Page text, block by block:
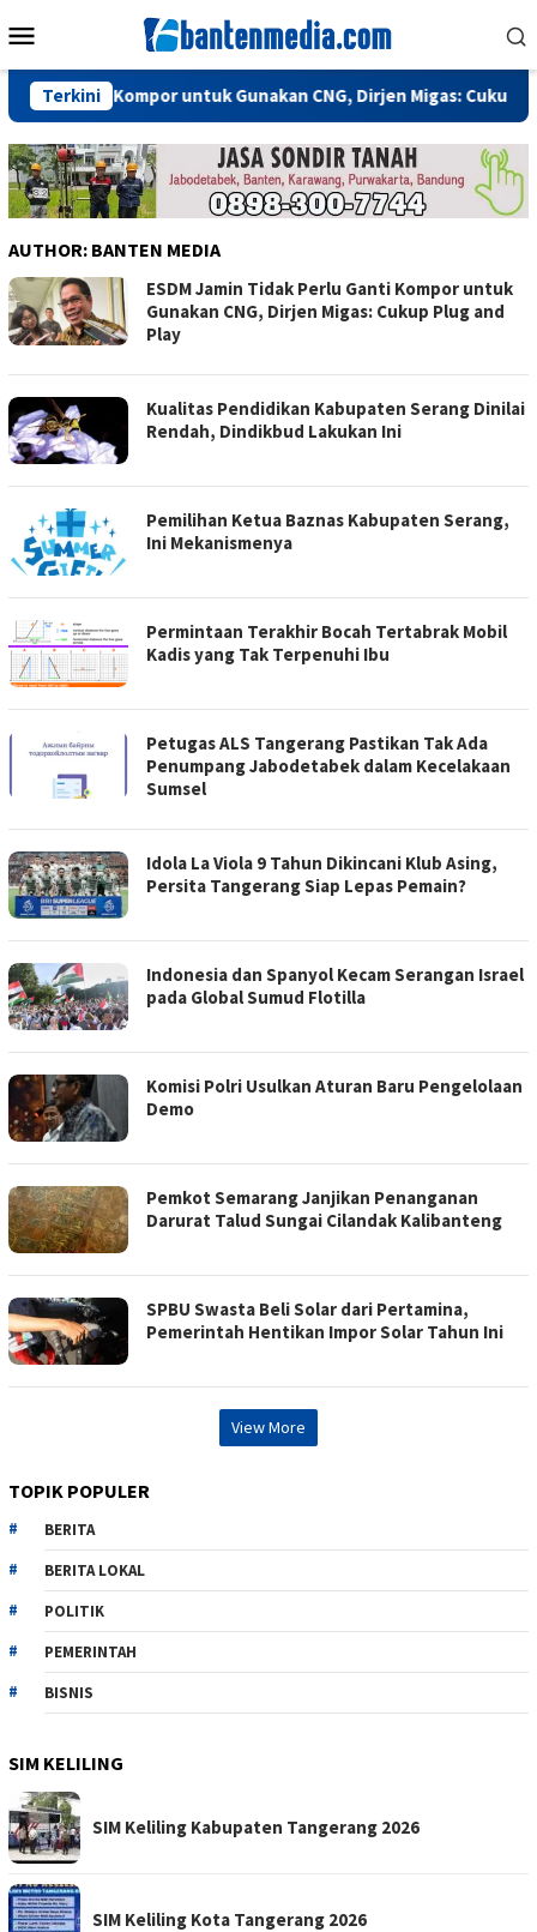
to
Menu
Terkini
Ganti Kompor untuk Gunakan CNG, Dirjen Migas: Cukup Plug
AUTHOR: BANTEN MEDIA
ESDM Jamin Tidak Perlu Ganti Kompor untuk
Gunakan CNG, Dirjen Migas: Cukup Plug and
Play
Kualitas Pendidikan Kabupaten Serang Dinilai
Rendah, Dindikbud Lakukan Ini
Pemilihan Ketua Baznas Kabupaten Serang,
Ini Mekanismenya
Permintaan Terakhir Bocah Tertabrak Mobil
Kadis yang Tak Terpenuhi Ibu
Petugas ALS Tangerang Pastikan Tak Ada
Penumpang Jabodetabek dalam Kecelakaan
Sumsel
Idola La Viola 9 Tahun Dikincani Klub Asing,
Persita Tangerang Siap Lepas Pemain?
Indonesia dan Spanyol Kecam Serangan Israel
pada Global Sumud Flotilla
Komisi Polri Usulkan Aturan Baru Pengelolaan
Demo
Pemkot Semarang Janjikan Penanganan
Darurat Talud Sungai Cilandak Kalibanteng
SPBU Swasta Beli Solar dari Pertamina,
Pemerintah Hentikan Impor Solar Tahun Ini
View More
TOPIK POPULER
BERITA
BERITA LOKAL
POLITIK
PEMERINTAH
BISNIS
SIM KELILING
SIM Keliling Kabupaten Tangerang 2026
SIM Keliling Kota Tangerang 2026